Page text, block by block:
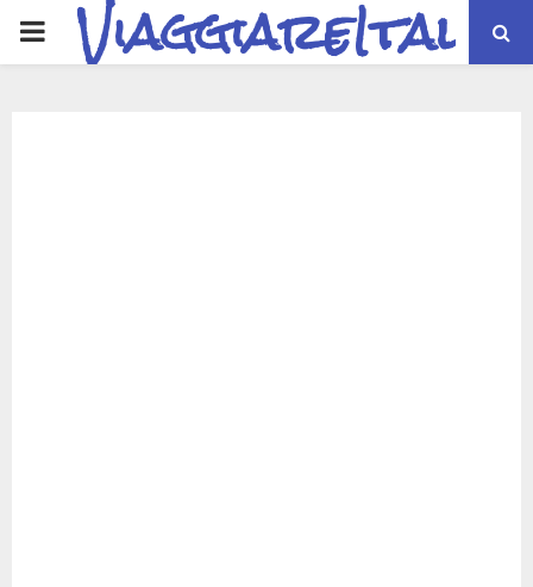
PRIMARYViaggiareItalia